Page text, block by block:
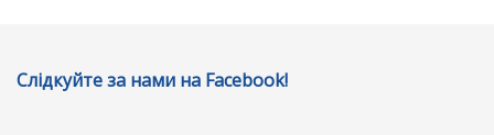
Слідкуйте за нами на Facebook!